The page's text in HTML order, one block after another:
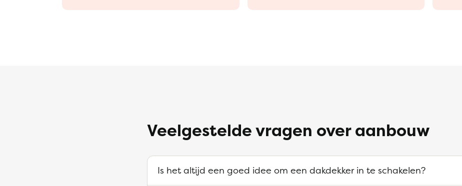
Veelgestelde vragen over aanbouw
Is het altijd een goed idee om een dakdekker in te schakelen?